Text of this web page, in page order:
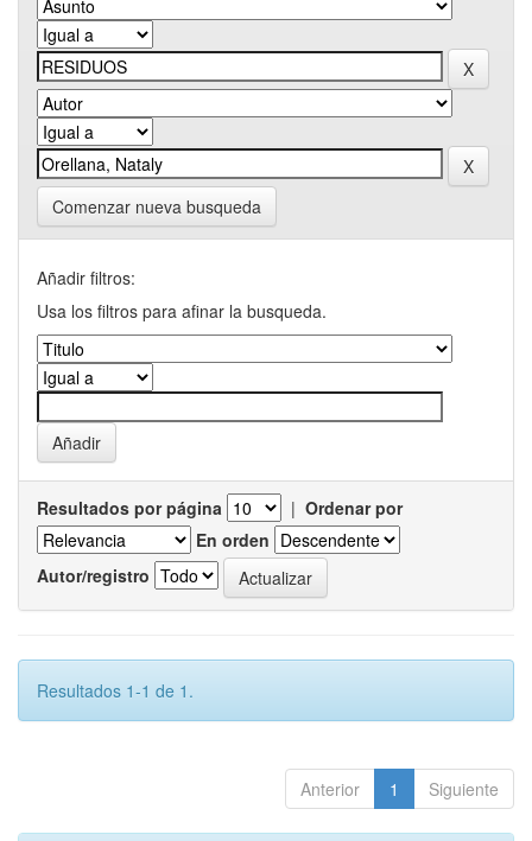
Comenzar nueva busqueda
Añadir filtros:
Usa los filtros para afinar la busqueda.
Resultados por página | Ordenar por
En orden
Autor/registro
Resultados 1-1 de 1.
Anterior 1 Siguiente